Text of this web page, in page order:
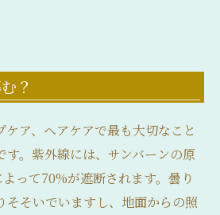
？
ケア、ヘアケアで最も大切なこと
す。紫外線には、サンバーンの原
って70%が遮断されます。曇り
そそいでいますし、地面からの照